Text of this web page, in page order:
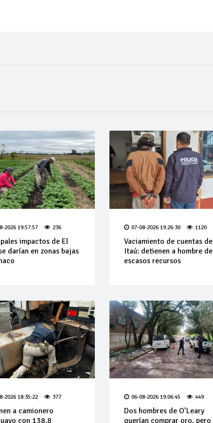
2026 19:57:57 236
impactos de El
darían en zonas bajas
07-08-2026 19:26:30 1120
Vaciamiento de cuentas de
Itaú: detienen a hombre de
escasos recursos
2026 18:35:22 377
a camionero
con 138,8
06-08-2026 19:06:45 449
Dos hombres de O’Leary
querían comprar oro, pero